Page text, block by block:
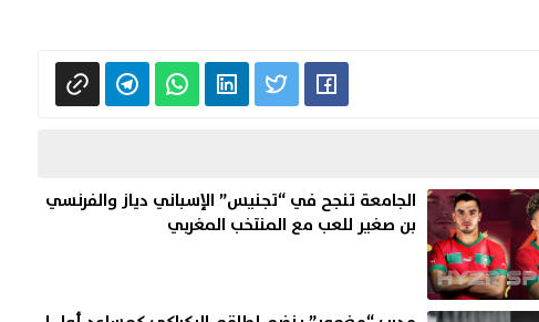
الجامعة تنجح في “تجنيس” الإسباني دياز والفرنسي
بن صغير للعب مع المنتخب المغربي